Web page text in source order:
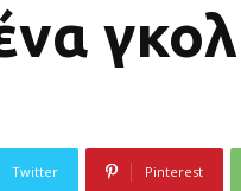
Twitter Pinterest